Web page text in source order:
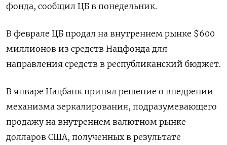
фонда, сообщил ЦБ в понедельник.
В феврале ЦБ продал на внутреннем рынке $600
миллионов из средств Нацфонда для
направления средств в республиканский бюджет.
В январе Нацбанк принял решение о внедрении
механизма зеркалирования, подразумевающего
продажу на внутреннем валютном рынке
долларов США, полученных в результате